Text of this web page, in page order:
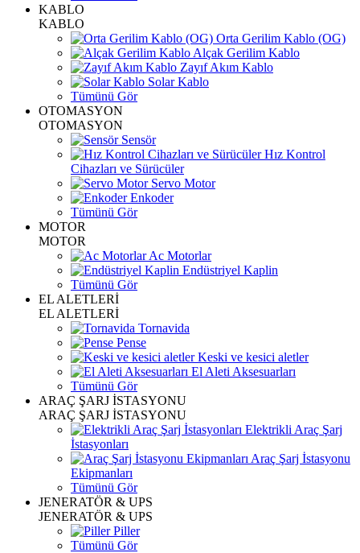
KABLO
KABLO
Orta Gerilim Kablo (OG)
Alçak Gerilim Kablo
Zayıf Akım Kablo
Solar Kablo
Tümünü Gör
OTOMASYON
OTOMASYON
Sensör
Hız Kontrol
Cihazları ve Sürücüler
Servo Motor
Enkoder
Tümünü Gör
MOTOR
MOTOR
Ac Motorlar
Endüstriyel Kaplin
Tümünü Gör
EL ALETLERİ
EL ALETLERİ
Tornavida
Pense
Keski ve kesici aletler
El Aleti Aksesuarları
Tümünü Gör
ARAÇ ŞARJ İSTASYONU
ARAÇ ŞARJ İSTASYONU
Elektrikli Araç Şarj
İstasyonları
Araç Şarj İstasyonu
Ekipmanları
Tümünü Gör
JENERATÖR & UPS
JENERATÖR & UPS
Piller
Tümünü Gör